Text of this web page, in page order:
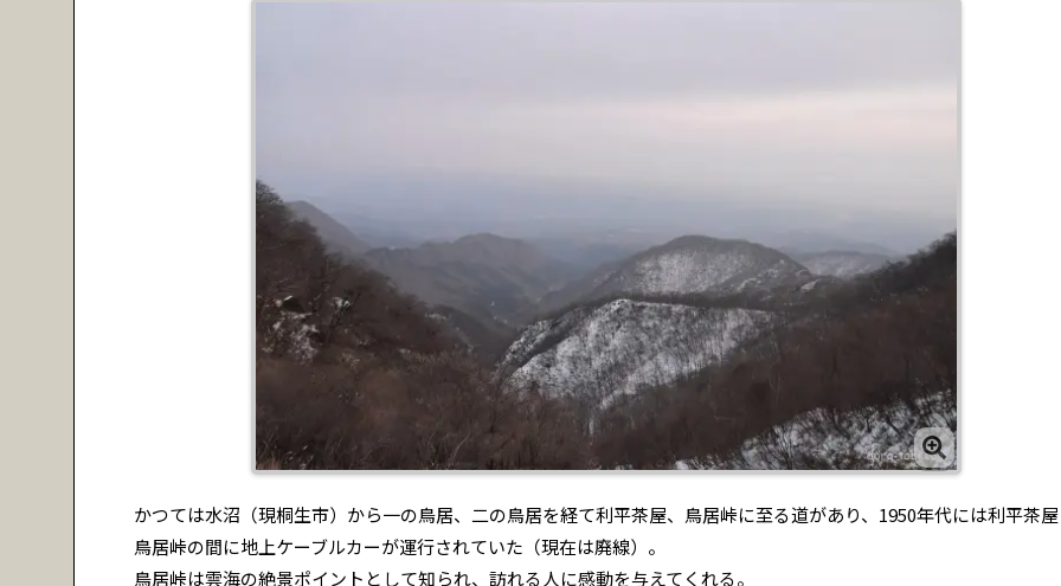
かつては水沼（現桐生市）から一の鳥居、二の鳥居を経て利平茶屋、鳥居峠に至る道があり、1950年代には利平茶
鳥居峠の間に地上ケーブルカーが運行されていた（現在は廃線）。
鳥居峠は雲海の絶景ポイントとして知られ、訪れる人に感動を与えてくれる。